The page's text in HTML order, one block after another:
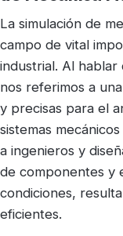
La simulación de
campo de vital
industrial. Al hablar
nos referimos a
y precisas para el
sistemas
a ingenieros y
de componentes y
condiciones,
eficientes.